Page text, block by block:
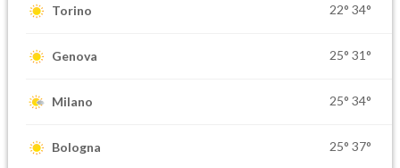
Torino 22° 34°
Genova 25° 31°
Milano 25° 34°
Bologna 25° 37°